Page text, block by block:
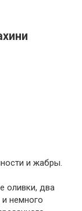
и жабры.
оливки, два
немного